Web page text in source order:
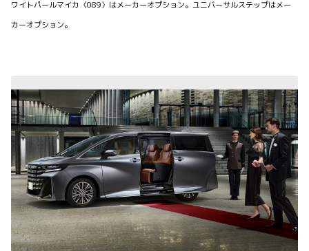
ワイトパールマイカ〈089〉はメーカーオプション。ユニバーサルステップはメー
カーオプション。